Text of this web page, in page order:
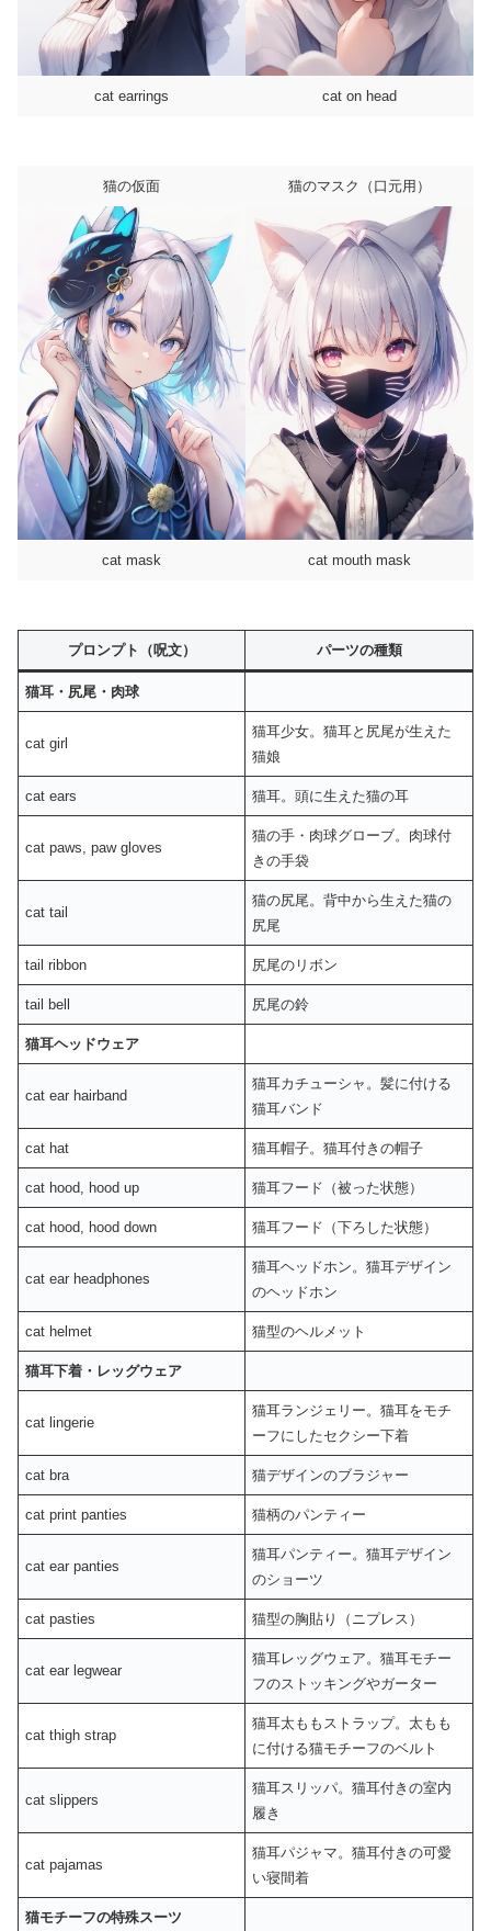
cat earrings cat on head
猫の仮面
cat mask
猫のマスク（口元用）
cat mouth mask
プロンプト（呪文） パーツの種類
猫耳・尻尾・肉球
cat girl
猫耳少女。猫耳と尻尾が生えた
猫娘
cat ears 猫耳。頭に生えた猫の耳
cat paws, paw gloves
猫の手・肉球グローブ。肉球付
きの手袋
cat tail
猫の尻尾。背中から生えた猫の
尻尾
tail ribbon 尻尾のリボン
tail bell 尻尾の鈴
猫耳ヘッドウェア
cat ear hairband
猫耳カチューシャ。髪に付ける
猫耳バンド
cat hat 猫耳帽子。猫耳付きの帽子
cat hood, hood up 猫耳フード（被った状態）
cat hood, hood down 猫耳フード（下ろした状態）
cat ear headphones
猫耳ヘッドホン。猫耳デザイン
のヘッドホン
cat helmet 猫型のヘルメット
猫耳下着・レッグウェア
cat lingerie
猫耳ランジェリー。猫耳をモチ
ーフにしたセクシー下着
cat bra 猫デザインのブラジャー
cat print panties 猫柄のパンティー
cat ear panties
猫耳パンティー。猫耳デザイン
のショーツ
cat pasties 猫型の胸貼り（ニプレス）
cat ear legwear
猫耳レッグウェア。猫耳モチー
フのストッキングやガーター
cat thigh strap
猫耳太ももストラップ。太もも
に付ける猫モチーフのベルト
cat slippers
猫耳スリッパ。猫耳付きの室内
履き
cat pajamas
猫耳パジャマ。猫耳付きの可愛
い寝間着
猫モチーフの特殊スーツ